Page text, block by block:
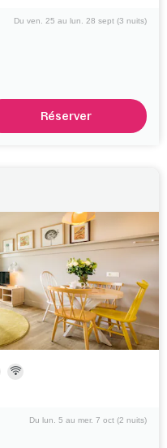
Du ven. 25 au lun. 28 sept (3 nuits)
Réserver
Du lun. 5 au mer. 7 oct (2 nuits)